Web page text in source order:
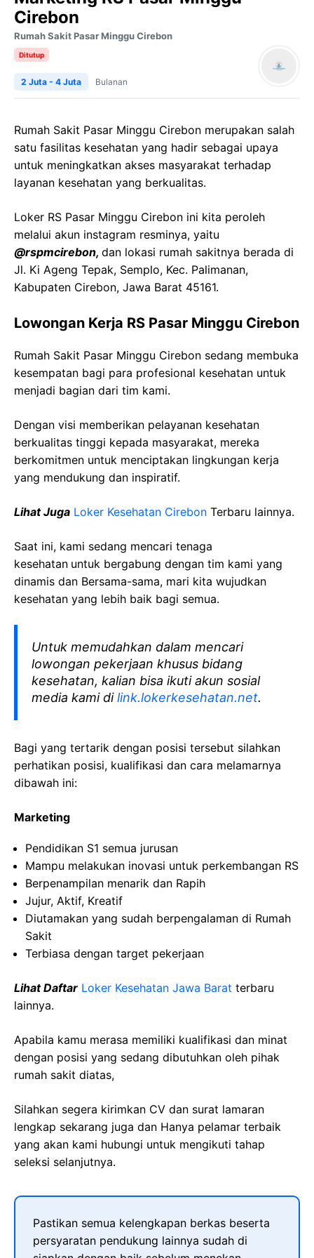
Cirebon
Rumah Sakit Pasar Minggu Cirebon
Ditutup
2 Juta - 4 Juta Bulanan
Rumah Sakit Pasar Minggu Cirebon merupakan salah
satu fasilitas kesehatan yang hadir sebagai upaya
untuk meningkatkan akses masyarakat terhadap
layanan kesehatan yang berkualitas.
Loker RS Pasar Minggu Cirebon ini kita peroleh
melalui akun instagram resminya, yaitu
@rspmcirebon, dan lokasi rumah sakitnya berada di
Jl. Ki Ageng Tepak, Semplo, Kec. Palimanan,
Kabupaten Cirebon, Jawa Barat 45161.
Lowongan Kerja RS Pasar Minggu Cirebon
Rumah Sakit Pasar Minggu Cirebon sedang membuka
kesempatan bagi para profesional kesehatan untuk
menjadi bagian dari tim kami.
Dengan visi memberikan pelayanan kesehatan
berkualitas tinggi kepada masyarakat, mereka
berkomitmen untuk menciptakan lingkungan kerja
yang mendukung dan inspiratif.
Lihat Juga Loker Kesehatan Cirebon Terbaru lainnya.
Saat ini, kami sedang mencari tenaga
kesehatan untuk bergabung dengan tim kami yang
dinamis dan Bersama-sama, mari kita wujudkan
kesehatan yang lebih baik bagi semua.
Untuk memudahkan dalam mencari
lowongan pekerjaan khusus bidang
kesehatan, kalian bisa ikuti akun sosial
media kami dilink.lokerkesehatan.net.
Bagi yang tertarik dengan posisi tersebut silahkan
perhatikan posisi, kualifikasi dan cara melamarnya
dibawah ini:
Marketing
Pendidikan S1 semua jurusan
Mampu melakukan inovasi untuk perkembangan RS
Berpenampilan menarik dan Rapih
Jujur, Aktif, Kreatif
Diutamakan yang sudah berpengalaman di Rumah
Sakit
Terbiasa dengan target pekerjaan
Lihat Daftar Loker Kesehatan Jawa Barat terbaru
lainnya.
Apabila kamu merasa memiliki kualifikasi dan minat
dengan posisi yang sedang dibutuhkan oleh pihak
rumah sakit diatas,
Silahkan segera kirimkan CV dan surat lamaran
lengkap sekarang juga dan Hanya pelamar terbaik
yang akan kami hubungi untuk mengikuti tahap
seleksi selanjutnya.
Pastikan semua kelengkapan berkas beserta
persyaratan pendukung lainnya sudah di